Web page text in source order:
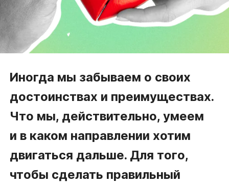
Иногда мы забываем о своих
достоинствах и преимуществах.
Что мы, действительно, умеем
и в каком направлении хотим
двигаться дальше. Для того,
чтобы сделать правильный